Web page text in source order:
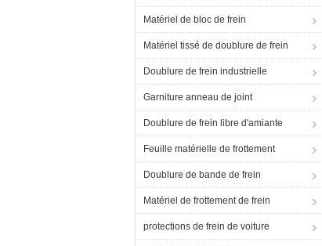
Matériel de bloc de frein
Matériel tissé de doublure de frein
Doublure de frein industrielle
Garniture anneau de joint
Doublure de frein libre d'amiante
Feuille matérielle de frottement
Doublure de bande de frein
Matériel de frottement de frein
protections de frein de voiture